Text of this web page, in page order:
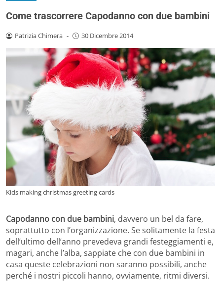
Come trascorrere Capodanno con due bambini
Patrizia Chimera - 30 Dicembre 2014
Kids making christmas greeting cards
Capodanno con due bambini, davvero un bel da fare,
soprattutto con l’organizzazione. Se solitamente la festa
dell’ultimo dell’anno prevedeva grandi festeggiamenti e,
magari, anche l’alba, sappiate che con due bambini in
casa queste celebrazioni non saranno possibili, anche
perché i nostri piccoli hanno, ovviamente, ritmi diversi.